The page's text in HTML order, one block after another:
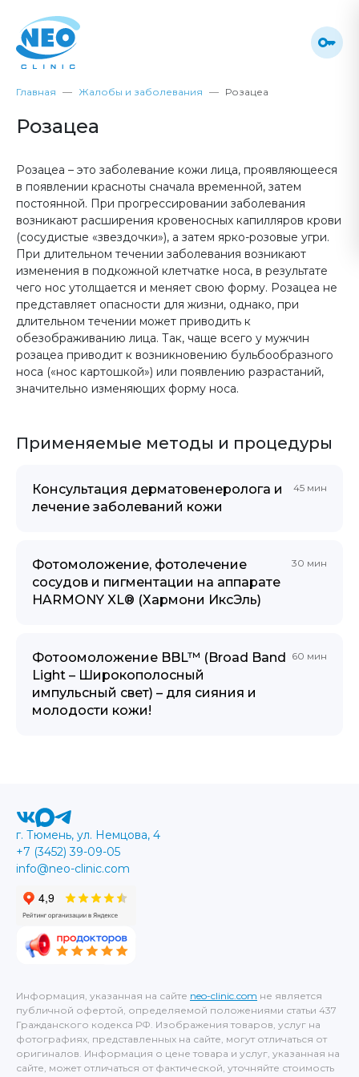
Главная Жалобы и заболевания Розацеа
Розацеа
Розацеа – это заболевание кожи лица, проявляющееся
в появлении красноты сначала временной, затем
постоянной. При прогрессировании заболевания
возникают расширения кровеносных капилляров крови
(сосудистые «звездочки»), а затем ярко-розовые угри.
При длительном течении заболевания возникают
изменения в подкожной клетчатке носа, в результате
чего нос утолщается и меняет свою форму. Розацеа не
представляет опасности для жизни, однако, при
длительном течении может приводить к
обезображиванию лица. Так, чаще всего у мужчин
розацеа приводит к возникновению бульбообразного
носа («нос картошкой») или появлению разрастаний,
значительно изменяющих форму носа.
Применяемые методы и процедуры
Консультация дерматовенеролога и
лечение заболеваний кожи
45 мин
Фотомоложение, фотолечение
сосудов и пигментации на аппарате
HARMONY XL® (Хармони ИксЭль)
30 мин
Фотоомоложение BBL™ (Broad Band
Light – Широкополосный
импульсный свет) – для сияния и
молодости кожи!
60 мин
Информация, указанная на сайте neo-clinic.com не является
публичной офертой, определяемой положениями статьи 437
Гражданского кодекса РФ. Изображения товаров, услуг на
фотографиях, представленных на сайте, могут отличаться от
оригиналов. Информация о цене товара и услуг, указанная на
сайте, может отличаться от фактической, уточняйте стоимость
г. Тюмень, ул. Немцова, 4
+7 (3452) 39-09-05
info@neo-clinic.com